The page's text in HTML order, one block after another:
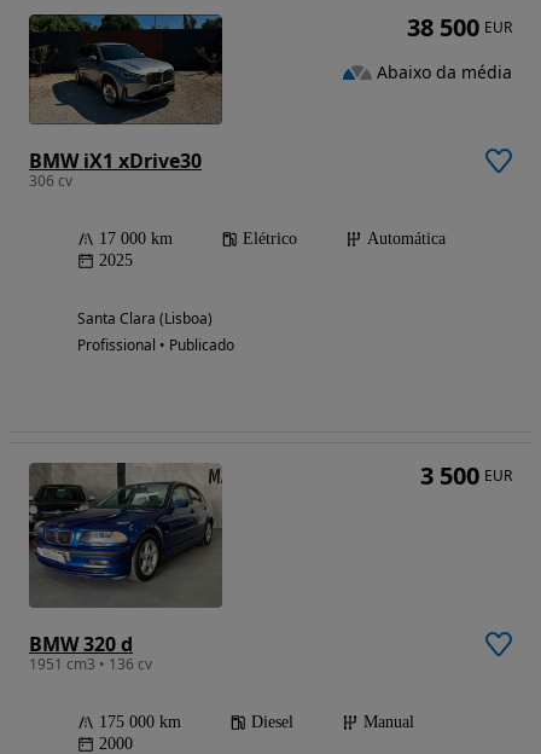
BMW iX1 xDrive30
306 cv
17 000 km Elétrico
Automática
2025
Santa Clara (Lisboa)
Profissional • Publicado
38 500 EUR
Abaixo da média
BMW 320 d
1951 cm3 • 136 cv
175 000 km Diesel
Manual
2000
3 500 EUR